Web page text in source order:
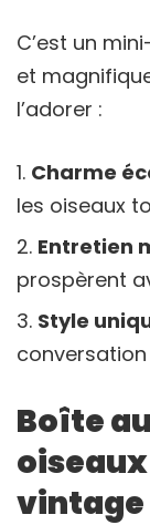
C’est un
et
l’adorer :
Charme
les oiseaux
Entretien
prospèrent
Style
Boîte
vintage